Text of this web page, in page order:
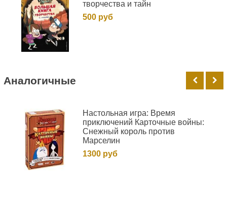
творчества и тайн
500 руб
Аналогичные
Настольная игра: Время
приключений Карточные войны:
Снежный король против
Марселин
1300 руб